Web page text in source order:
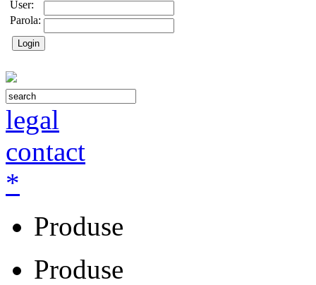
User:
Parola:
legal
contact
*
Produse
Produse